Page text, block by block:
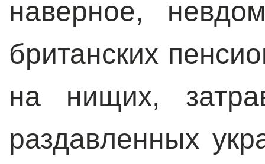
наверное,
британских
на нищих,
раздавленных